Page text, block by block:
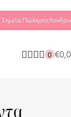
Σημεία Πώλησης
0 €